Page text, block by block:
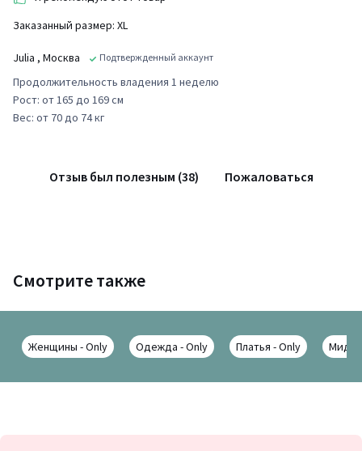
Заказанный размер: XL
Julia , Москва Подтвержденный аккаунт
Продолжительность владения 1 неделю
Рост: от 165 до 169 см
Вес: от 70 до 74 кг
Отзыв был полезным (38) Пожаловаться
Смотрите также
Женщины - Only Одежда - Only Платья - Only Миди